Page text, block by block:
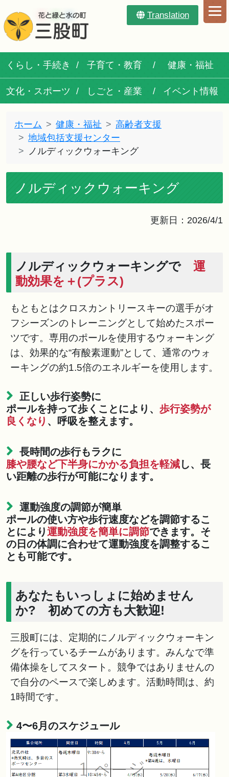
Translation
くらし・手続き 子育て・教育 健康・福祉
文化・スポーツ しごと・産業 イベント情報
ホーム 健康・福祉
高齢者支援
地域包括支援センター
ノルディックウォーキング
ノルディックウォーキング
更新日：2026/4/1
ノルディックウォーキングで 運
動効果を＋(プラス)
もともとはクロスカントリースキーの選手がオ
フシーズンのトレーニングとして始めたスポー
ツです。専用のポールを使用するウォーキング
は、効果的な“有酸素運動”として、通常のウォ
ーキングの約1.5倍のエネルギーを使用します。
正しい歩行姿勢に
ポールを持って歩くことにより、 歩行姿勢が
良くなり 、呼吸を整えます。
長時間の歩行もラクに
膝や腰など下半身にかかる負担を軽減し、長
い距離の歩行が可能になります。
運動強度の調節が簡単
ポールの使い方や歩行速度などを調節するこ
とにより運動強度を簡単に調節できます。そ
の日の体調に合わせて運動強度を調整するこ
とも可能です。
あなたもいっしょに始めません
か? 初めての方も大歓迎!
三股町には、定期的にノルディックウォーキン
グを行っているチームがあります。みんなで準
備体操をしてスタート。競争ではありませんの
で自分のペースで楽しめます。活動時間は、約
1時間です。
4〜6月のスケジュール